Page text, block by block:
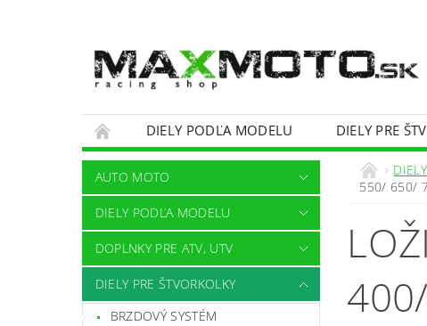
DIELY PODĽA MODELU DIELY PRE
OBCHODNÉ PODMIENKY
KONTAKTY
AUTO MOTO
DIELY PODĽA MODELU
DOPLNKY PRE ATV, UTV
DIELY PRE ŠTVORKOLKY
BRZDOVÝ SYSTÉM
550/ 650/